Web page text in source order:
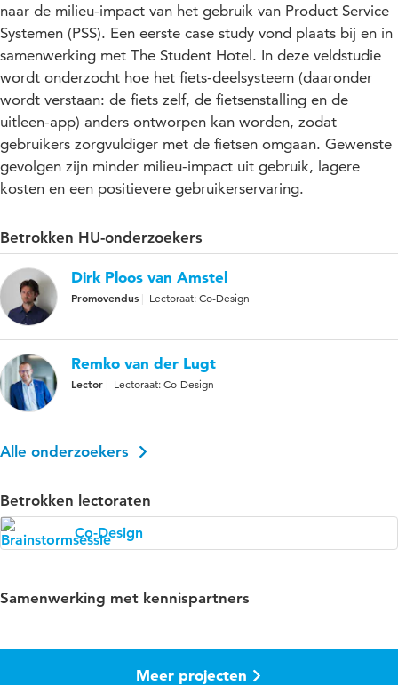
naar de milieu-impact van het gebruik van Product Service
Systemen (PSS). Een eerste case study vond plaats bij en in
samenwerking met The Student Hotel. In deze veldstudie
wordt onderzocht hoe het fiets-deelsysteem (daaronder
wordt verstaan: de fiets zelf, de fietsenstalling en de
uitleen-app) anders ontworpen kan worden, zodat
gebruikers zorgvuldiger met de fietsen omgaan. Gewenste
gevolgen zijn minder milieu-impact uit gebruik, lagere
kosten en een positievere gebruikerservaring.
Betrokken HU-onderzoekers
Dirk Ploos van Amstel
Promovendus Lectoraat: Co-Design
Remko van der Lugt
Lector Lectoraat: Co-Design
Alle onderzoekers
Betrokken lectoraten
Co-Design
Samenwerking met kennispartners
Meer projecten